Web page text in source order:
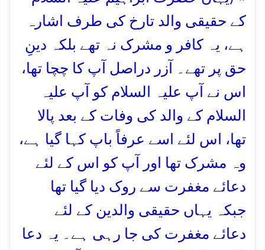
کے حقیقی والد تارخ کی طرف اشارہ
ہے، یہ کافر و مشرک نہ تھے بلکہ دینِ
حق پر تھے۔ آزر دراصل آپ کا چچا تھا،
اس نے آپ علیہ السلام کو آپ علیہ
السلام کے والد کی وفات کے بعد پالا
تھا، اس لئے اسے عرفاً باپ کہا گیا ہے،
وہ مشرک تھا اور آپ کو اس کے لئے
دعائے مغفرت سے روک دیا گیا تھا
جبکہ یہاں حقیقی والدین کے لئے
دعائے مغفرت کی جا رہی ہے۔ یہ دعا